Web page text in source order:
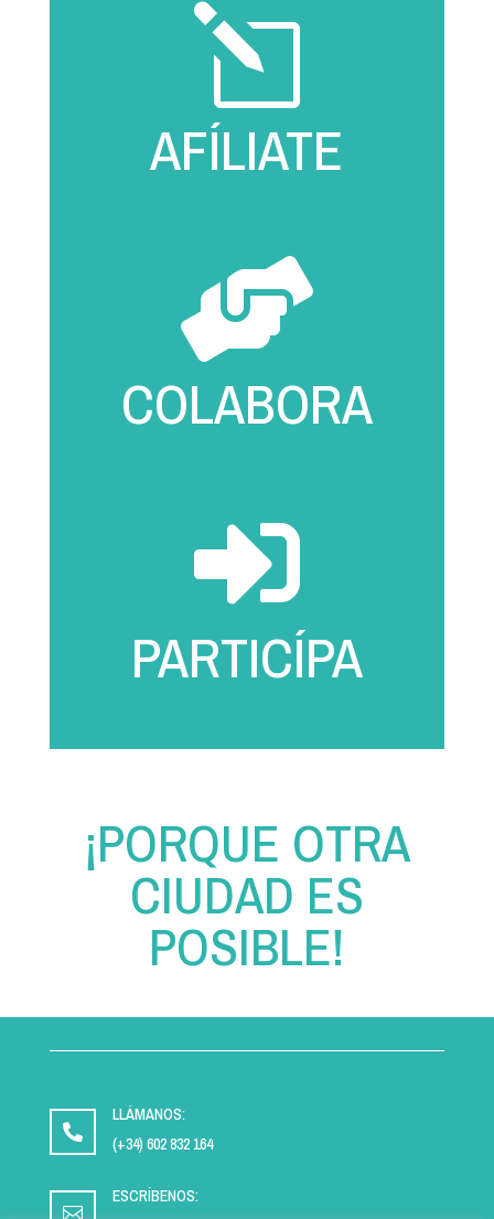
l
AFÍLIATE

COLABORA

PARTICÍPA
¡PORQUE OTRA
CIUDAD ES
POSIBLE!

LLÁMANOS:
(+34) 602 832 164

ESCRÍBENOS: